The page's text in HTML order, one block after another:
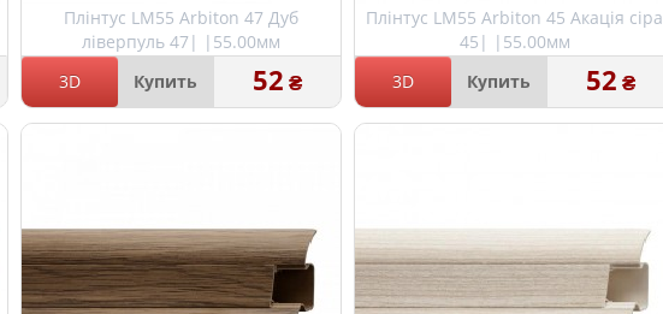
Плінтус LM55 Arbiton 47 Дуб
ліверпуль 47| |55.00мм
3D Купить 52 ₴
Плінтус LM55 Arbiton 45 Акація сіра
45| |55.00мм
3D Купить 52 ₴